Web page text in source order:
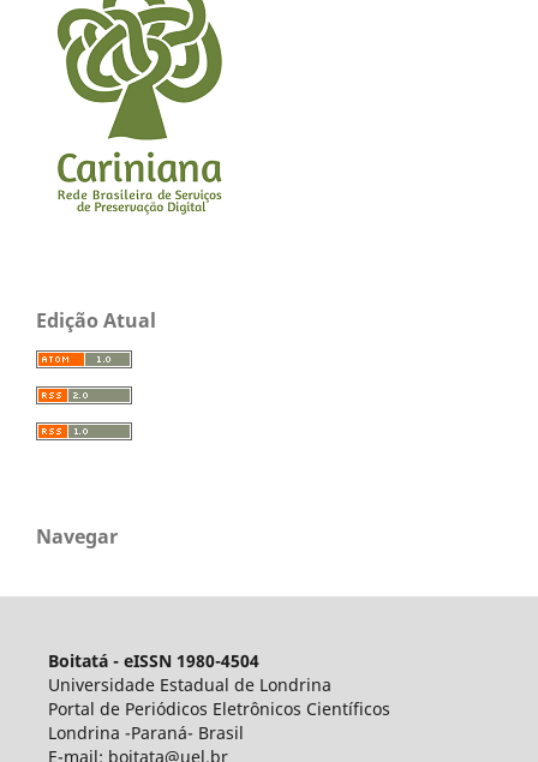
Edição Atual
Navegar
Boitatá - eISSN 1980-4504
Universidade Estadual de Londrina
Portal de Periódicos Eletrônicos Científicos
Londrina -Paraná- Brasil
E-mail: boitata@uel.br